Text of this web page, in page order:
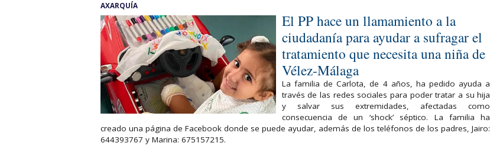
AXARQUÍA
El PP hace un llamamiento a la
ciudadanía para ayudar a sufragar el
tratamiento que necesita una niña de
Vélez-Málaga
La familia de Carlota, de 4 años, ha pedido ayuda a
través de las redes sociales para poder tratar a su hija
y salvar sus extremidades, afectadas como
consecuencia de un ‘shock’ séptico. La familia ha
creado una página de Facebook donde se puede ayudar, además de los teléfonos de los padres, Jairo:
644393767 y Marina: 675157215.